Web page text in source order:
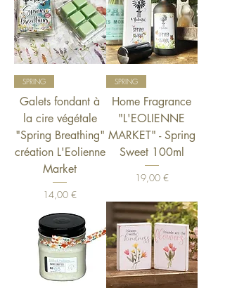
SPRING
Galets fondant à
la cire végétale
"Spring Breathing"
création L'Eolienne
Market
Prix
14,00 €
SPRING
Home Fragrance
"L'EOLIENNE
MARKET" - Spring
Sweet 100ml
Prix
19,00 €